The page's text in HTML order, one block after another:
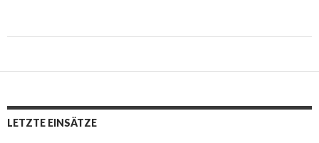
navigation
LETZTE EINSÄTZE